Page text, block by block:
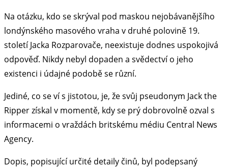
Na otázku, kdo se skrýval pod maskou nejobávanějšího
londýnského masového vraha v druhé polovině 19.
století Jacka Rozparovače, neexistuje dodnes uspokojivá
odpověď. Nikdy nebyl dopaden a svědectví o jeho
existenci i údajné podobě se různí.
Jediné, co se ví s jistotou, je, že svůj pseudonym Jack the
Ripper získal v momentě, kdy se prý dobrovolně ozval s
informacemi o vraždách britskému médiu Central News
Agency.
Dopis, popisující určité detaily činů, byl podepsaný